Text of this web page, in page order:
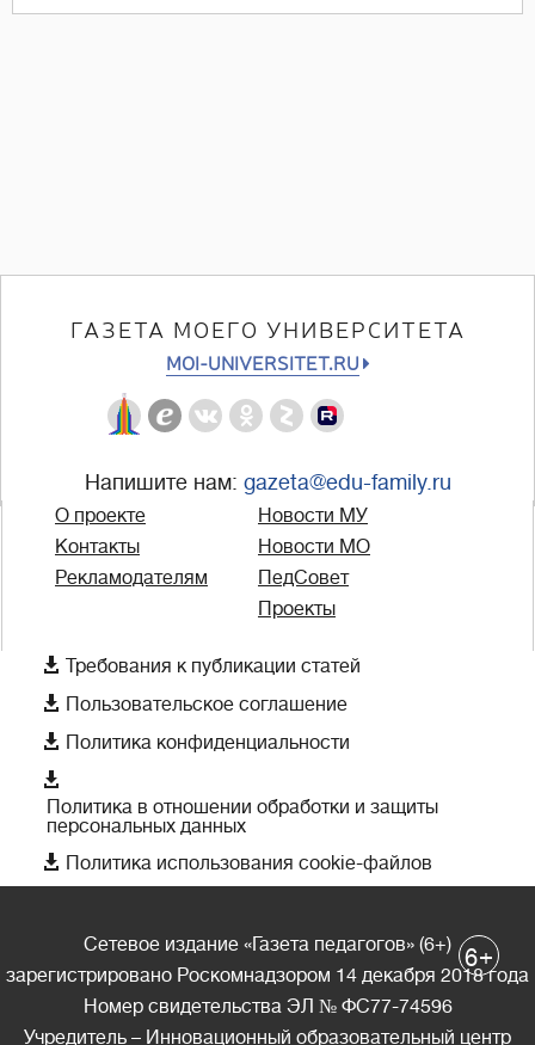
ГАЗЕТА МОЕГО УНИВЕРСИТЕТА
MOI-UNIVERSITET.RU
Напишите нам: gazeta@edu-family.ru
О проекте
Контакты
Рекламодателям
Новости МУ
Новости МО
ПедСовет
Проекты
 Требования к публикации статей
 Пользовательское соглашение
 Политика конфиденциальности

Политика в отношении обработки и защиты
персональных данных
 Политика использования cookie-файлов
Сетевое издание «Газета педагогов» (6+)
зарегистрировано Роскомнадзором 14 декабря 2018 года
Номер свидетельства ЭЛ № ФС77-74596
Учредитель – Инновационный образовательный центр
6+